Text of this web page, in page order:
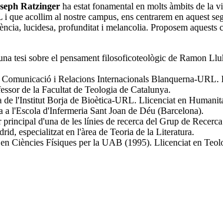
Ratzinger ha estat fonamental en molts àmbits de la
que acollim al nostre campus, ens centrarem en aquest
lucidesa, profunditat i melancolia. Proposem
tesi sobre el pensament filosoficoteològic de Ramon
Comunicació i Relacions Internacionals Blanquerna-
de la Facultat de Teologia de Catalunya.
l'Institut Borja de Bioètica-URL. Llicenciat en
l'Escola d'Infermeria Sant Joan de Déu (Barcelona).
d'una de les línies de recerca del Grup de
especialitzat en l'àrea de Teoria de la Literatura.
Ciències Físiques per la UAB (1995). Llicenciat en